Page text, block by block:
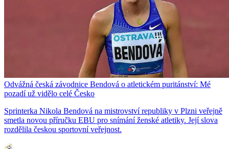
Odvážná česká závodnice Bendová o atletickém puritánství: Mé
pozadí už vidělo celé Česko
Sprinterka Nikola Bendová na mistrovství republiky v Plzni veřejně
smetla novou příručku EBU pro snímání ženské atletiky. Její slova
rozdělila českou sportovní veřejnost.